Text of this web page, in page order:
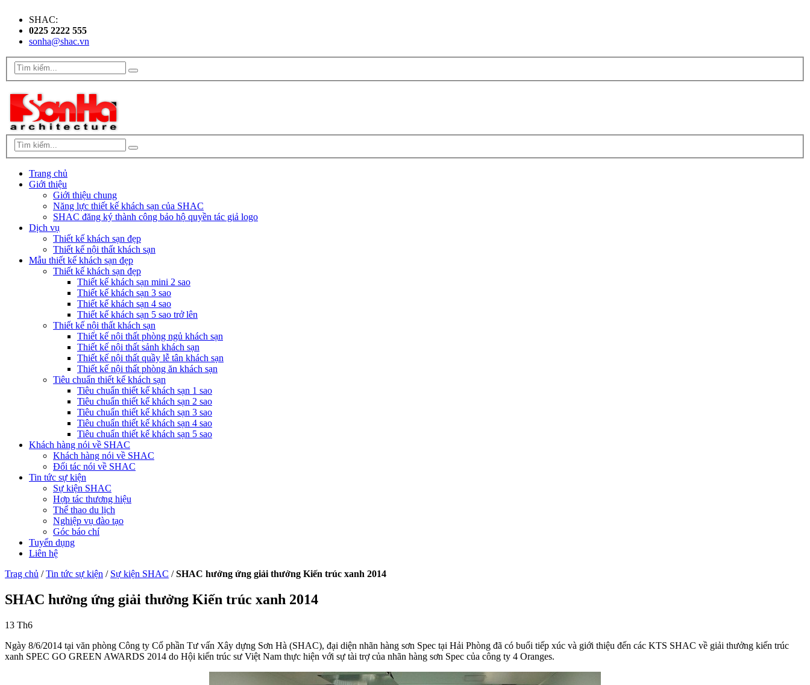
SHAC:
0225 2222 555
sonha@shac.vn
Trang chủ
Giới thiệu
Giới thiệu chung
Năng lực thiết kế khách sạn của SHAC
SHAC đăng ký thành công bảo hộ quyền tác giả logo
Dịch vụ
Thiết kế khách sạn đẹp
Thiết kế nội thất khách sạn
Mẫu thiết kế khách sạn đẹp
Thiết kế khách sạn đẹp
Thiết kế khách sạn mini 2 sao
Thiết kế khách sạn 3 sao
Thiết kế khách sạn 4 sao
Thiết kế khách sạn 5 sao trở lên
Thiết kế nội thất khách sạn
Thiết kế nội thất phòng ngủ khách sạn
Thiết kế nội thất sảnh khách sạn
Thiết kế nội thất quầy lễ tân khách sạn
Thiết kế nội thất phòng ăn khách sạn
Tiêu chuẩn thiết kế khách sạn
Tiêu chuẩn thiết kế khách sạn 1 sao
Tiêu chuẩn thiết kế khách sạn 2 sao
Tiêu chuẩn thiết kế khách sạn 3 sao
Tiêu chuẩn thiết kế khách sạn 4 sao
Tiêu chuẩn thiết kế khách sạn 5 sao
Khách hàng nói về SHAC
Khách hàng nói về SHAC
Đối tác nói về SHAC
Tin tức sự kiện
Sự kiện SHAC
Hợp tác thương hiệu
Thể thao du lịch
Nghiệp vụ đào tạo
Góc báo chí
Tuyển dụng
Liên hệ
Trag chủ /Tin tức sự kiện / Sự kiện SHAC /SHAC hưởng ứng giải thưởng Kiến trúc xanh 2014
SHAC hưởng ứng giải thưởng Kiến trúc xanh 2014
13 Th6
Ngày 8/6/2014 tại văn phòng Công ty Cổ phần Tư vấn Xây dựng Sơn Hà (SHAC), đại diện nhãn hàng sơn Spec tại Hải Phòng đã có buổi tiếp xúc và giới thiệu đến các KTS SHAC về giải thưởng kiến trúc
xanh SPEC GO GREEN AWARDS 2014 do Hội kiến trúc sư Việt Nam thực hiện với sự tài trợ của nhãn hàng sơn Spec của công ty 4 Oranges.